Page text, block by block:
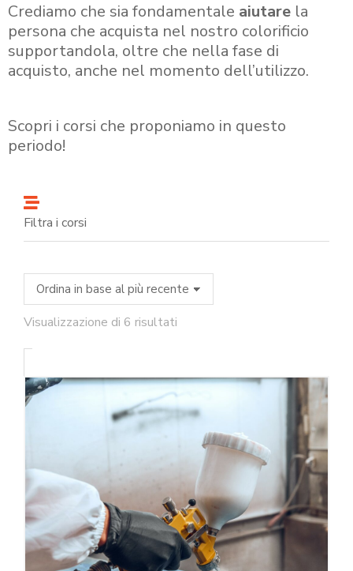
Crediamo che sia fondamentale aiutare la
persona che acquista nel nostro colorificio
supportandola, oltre che nella fase di
acquisto, anche nel momento dell’utilizzo.
Scopri i corsi che proponiamo in questo
periodo!
Filtra i corsi
Visualizzazione di 6 risultati